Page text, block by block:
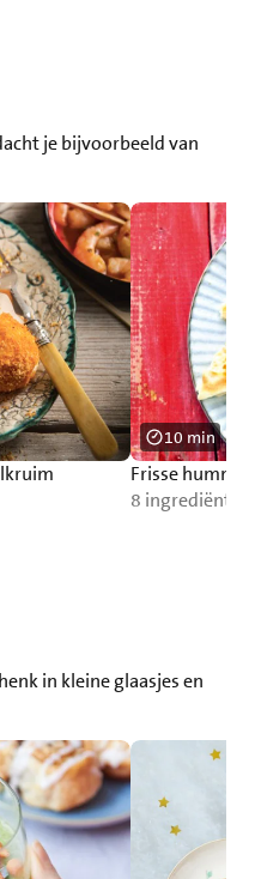
je bijvoorbeeld van
Frisse
8 ingrediënten
10 min
in kleine glaasjes en